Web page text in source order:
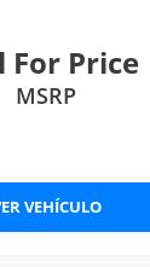
For Price
MSRP
VEHÍCULO